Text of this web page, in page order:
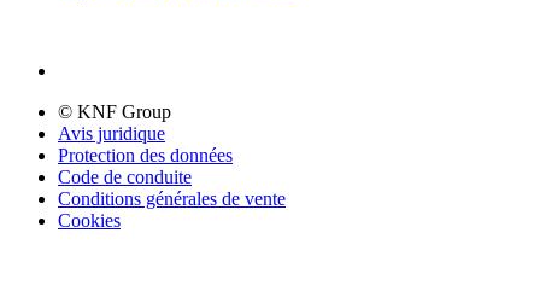
© KNF Group
Avis juridique
Protection des données
Code de conduite
Conditions générales de vente
Cookies